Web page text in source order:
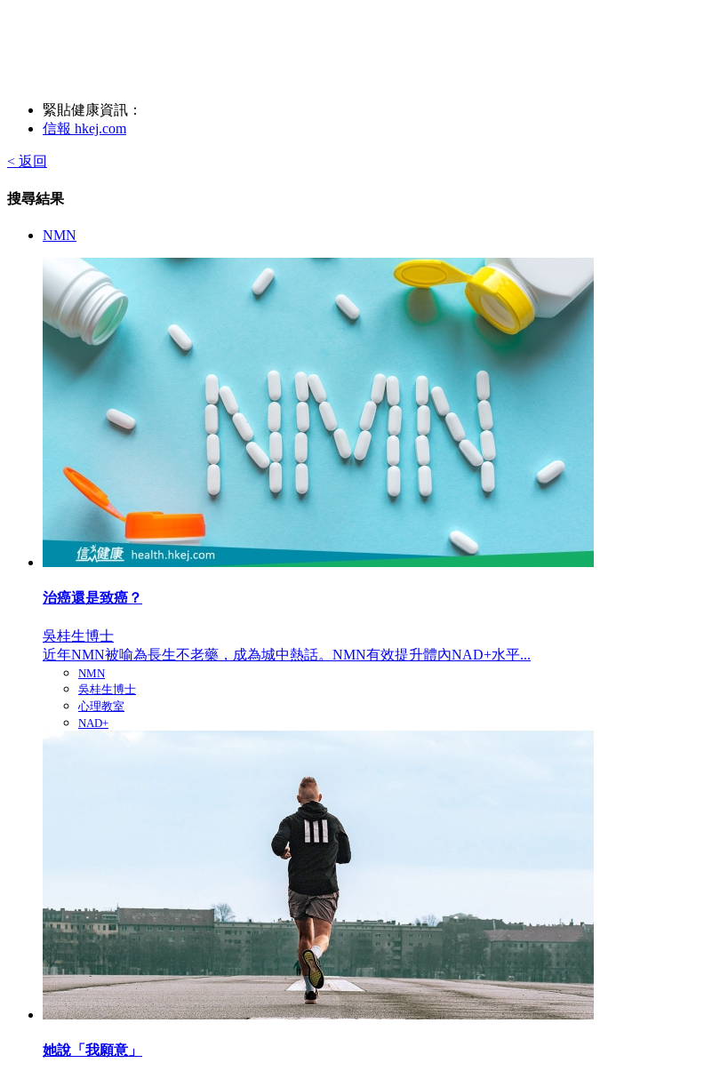
緊貼健康資訊：
信報 hkej.com
< 返回
搜尋結果
NMN
治癌還是致癌？
吳桂生博士
近年NMN被喻為長生不老藥，成為城中熱話。NMN有效提升體內NAD+水平...
NMN
吳桂生博士
心理教室
NAD+
她說「我願意」